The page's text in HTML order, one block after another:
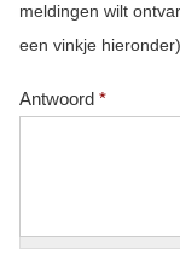
meldingen wilt
een vinkje
Antwoord *